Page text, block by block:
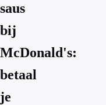
saus
bij
McDonald's:
betaal
je